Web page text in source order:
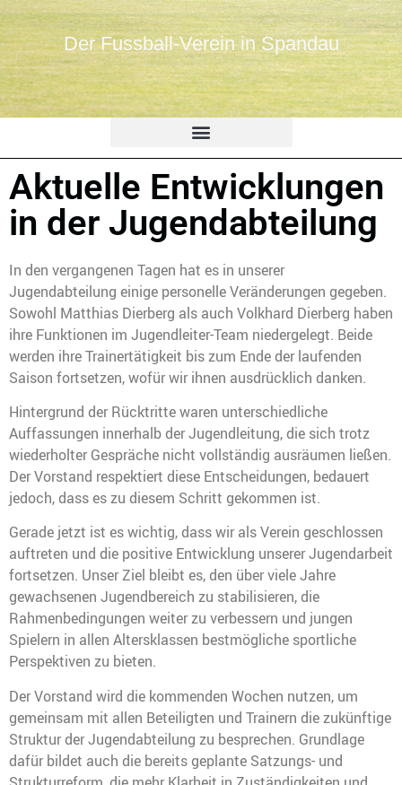
Der Fussball-Verein in Spandau
Aktuelle Entwicklungen
in der Jugendabteilung
In den vergangenen Tagen hat es in unserer
Jugendabteilung einige personelle Veränderungen gegeben.
Sowohl Matthias Dierberg als auch Volkhard Dierberg haben
ihre Funktionen im Jugendleiter-Team niedergelegt. Beide
werden ihre Trainertätigkeit bis zum Ende der laufenden
Saison fortsetzen, wofür wir ihnen ausdrücklich danken.
Hintergrund der Rücktritte waren unterschiedliche
Auffassungen innerhalb der Jugendleitung, die sich trotz
wiederholter Gespräche nicht vollständig ausräumen ließen.
Der Vorstand respektiert diese Entscheidungen, bedauert
jedoch, dass es zu diesem Schritt gekommen ist.
Gerade jetzt ist es wichtig, dass wir als Verein geschlossen
auftreten und die positive Entwicklung unserer Jugendarbeit
fortsetzen. Unser Ziel bleibt es, den über viele Jahre
gewachsenen Jugendbereich zu stabilisieren, die
Rahmenbedingungen weiter zu verbessern und jungen
Spielern in allen Altersklassen bestmögliche sportliche
Perspektiven zu bieten.
Der Vorstand wird die kommenden Wochen nutzen, um
gemeinsam mit allen Beteiligten und Trainern die zukünftige
Struktur der Jugendabteilung zu besprechen. Grundlage
dafür bildet auch die bereits geplante Satzungs- und